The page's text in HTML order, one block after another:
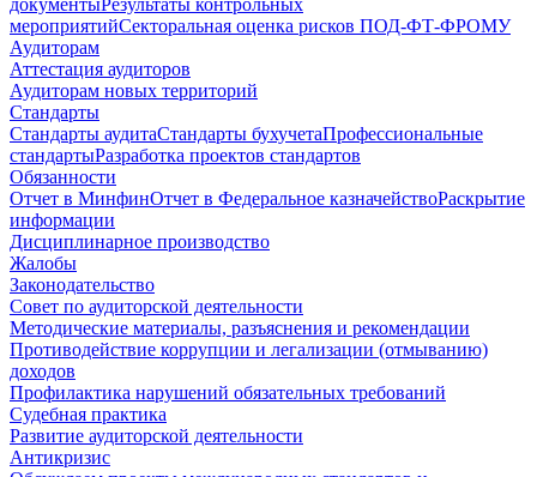
документыРезультаты контрольных
мероприятийСекторальная оценка рисков ПОД-ФТ-ФРОМУ
Аудиторам
Аттестация аудиторов
Аудиторам новых территорий
Стандарты
Стандарты аудитаСтандарты бухучетаПрофессиональные
стандартыРазработка проектов стандартов
Обязанности
Отчет в МинфинОтчет в Федеральное казначействоРаскрытие
информации
Дисциплинарное производство
Жалобы
Законодательство
Совет по аудиторской деятельности
Методические материалы, разъяснения и рекомендации
Противодействие коррупции и легализации (отмыванию)
доходов
Профилактика нарушений обязательных требований
Судебная практика
Развитие аудиторской деятельности
Антикризис